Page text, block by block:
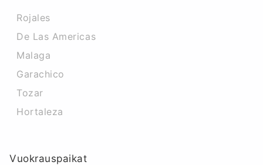
Rojales
De Las Americas
Malaga
Garachico
Tozar
Hortaleza
Vuokrauspaikat